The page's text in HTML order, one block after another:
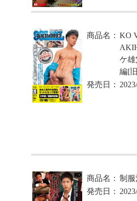
商品名： KO
ケ
編[
発売日：
商品名： 制
発売日：